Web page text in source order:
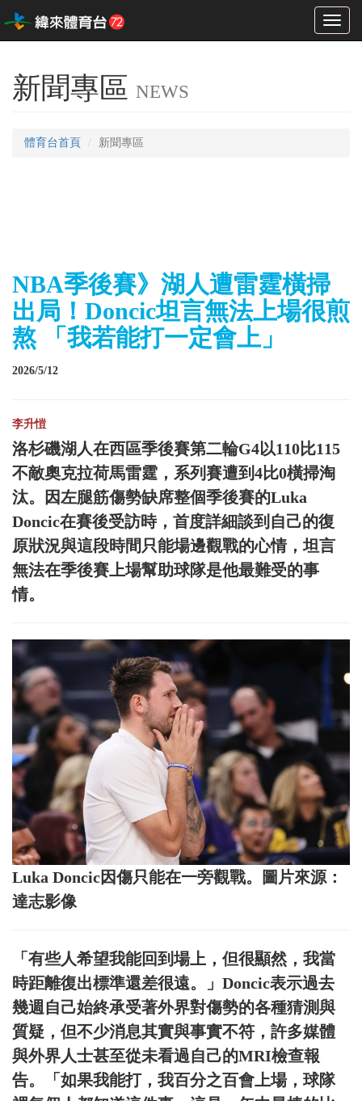
Toggle
新聞專區 NEWS
體育台首頁 新聞專區
NBA季後賽》湖人遭雷霆橫掃
出局！Doncic坦言無法上場很煎
熬 「我若能打一定會上」
2026/5/12
李升愷
洛杉磯湖人在西區季後賽第二輪G4以110比115
不敵奧克拉荷馬雷霆，系列賽遭到4比0橫掃淘
汰。因左腿筋傷勢缺席整個季後賽的Luka
Doncic在賽後受訪時，首度詳細談到自己的復
原狀況與這段時間只能場邊觀戰的心情，坦言
無法在季後賽上場幫助球隊是他最難受的事
情。
Luka Doncic因傷只能在一旁觀戰。圖片來源：
達志影像
「有些人希望我能回到場上，但很顯然，我當
時距離復出標準還差很遠。」Doncic表示過去
幾週自己始終承受著外界對傷勢的各種猜測與
質疑，但不少消息其實與事實不符，許多媒體
與外界人士甚至從未看過自己的MRI檢查報
告。「如果我能打，我百分之百會上場，球隊